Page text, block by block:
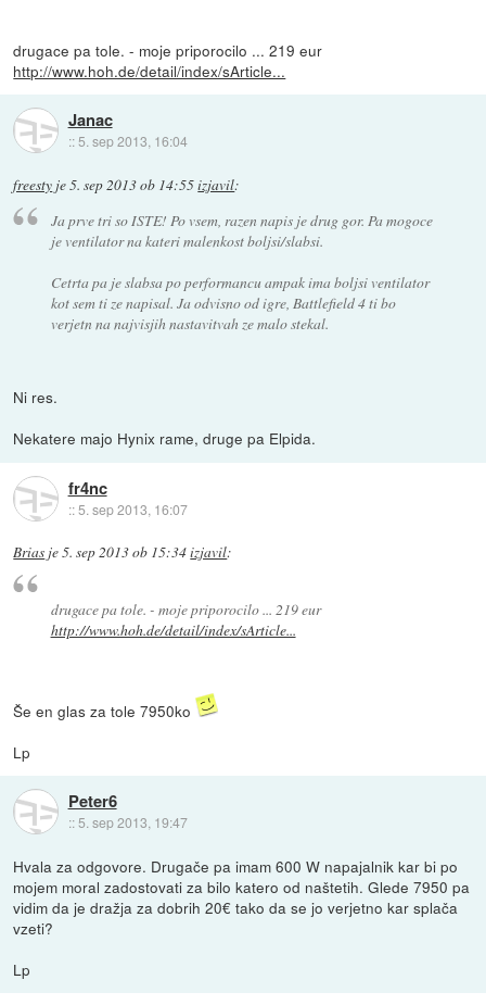
drugace pa tole. - moje priporocilo ... 219 eur
http://www.hoh.de/detail/index/sArticle...
Janac
:: 5. sep 2013, 16:04
freesty je5. sep 2013 ob 14:55izjavil:
Ja prve tri so ISTE! Po vsem, razen napis je drug gor. Pa mogoce
je ventilator na kateri malenkost boljsi/slabsi.
Cetrta pa je slabsa po performancu ampak ima boljsi ventilator
kot sem ti ze napisal. Ja odvisno od igre, Battlefield 4 ti bo
verjetn na najvisjih nastavitvah ze malo stekal.
Ni res.
Nekatere majo Hynix rame, druge pa Elpida.
fr4nc
::5. sep 2013, 16:07
Brias je5. sep 2013 ob 15:34izjavil:
drugace pa tole. - moje priporocilo ... 219 eur
http://www.hoh.de/detail/index/sArticle...
Še en glas za tole 7950ko
Lp
Peter6
:: 5. sep 2013, 19:47
Hvala za odgovore. Drugače pa imam 600 W napajalnik kar bi po
mojem moral zadostovati za bilo katero od naštetih. Glede 7950 pa
vidim da je dražja za dobrih 20€ tako da se jo verjetno kar splača
vzeti?
Lp